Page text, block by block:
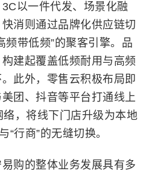
以一件代发、场景化融
消则通过品牌化供应链切
频带低频”的聚客引擎。品
建起覆盖低频耐用与高频
此外，零售云积极布局即
团、抖音等平台打通线上
，将线下门店升级为本地
“行商”的无缝切换。
购的整体业务发展具有多